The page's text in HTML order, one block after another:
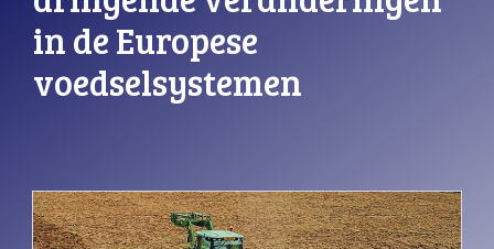
in de Europese
voedselsystemen